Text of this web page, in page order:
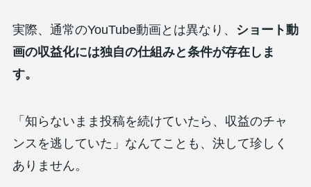
実際、通常のYouTube動画とは異なり、
ショート動
画の収益化には独自の仕組みと条件が存在しま
す。
「知らないまま投稿を続けていたら、収益のチャ
ンスを逃していた」なんてことも、決して珍しく
ありません。